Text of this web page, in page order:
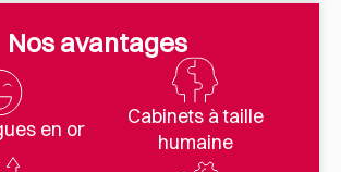
Nos avantages
en or
Cabinets à taille
humaine